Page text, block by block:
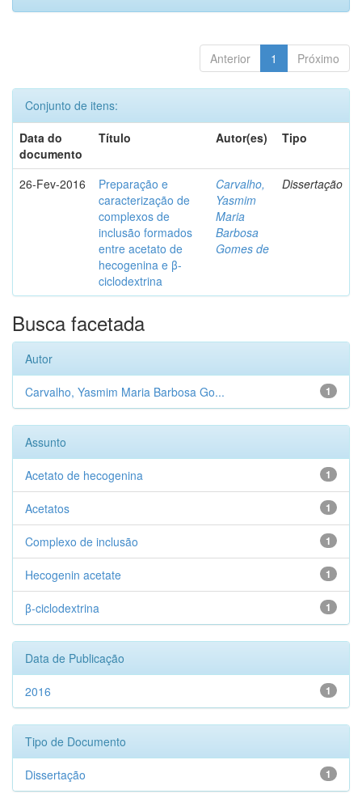
Anterior 1 Próximo
Conjunto de itens:
Data do
documento
Título Autor(es) Tipo
26-Fev-2016
Preparação e
caracterização de
complexos de
inclusão formados
entre acetato de
hecogenina e β-
ciclodextrina
Carvalho,
Yasmim
Maria
Barbosa
Gomes de
Dissertação
Busca facetada
Autor
1
Carvalho, Yasmim Maria Barbosa Go...
Assunto
1
Acetato de hecogenina
1
Acetatos
1
Complexo de inclusão
1
Hecogenin acetate
1
β-ciclodextrina
Data de Publicação
1
2016
Tipo de Documento
1
Dissertação